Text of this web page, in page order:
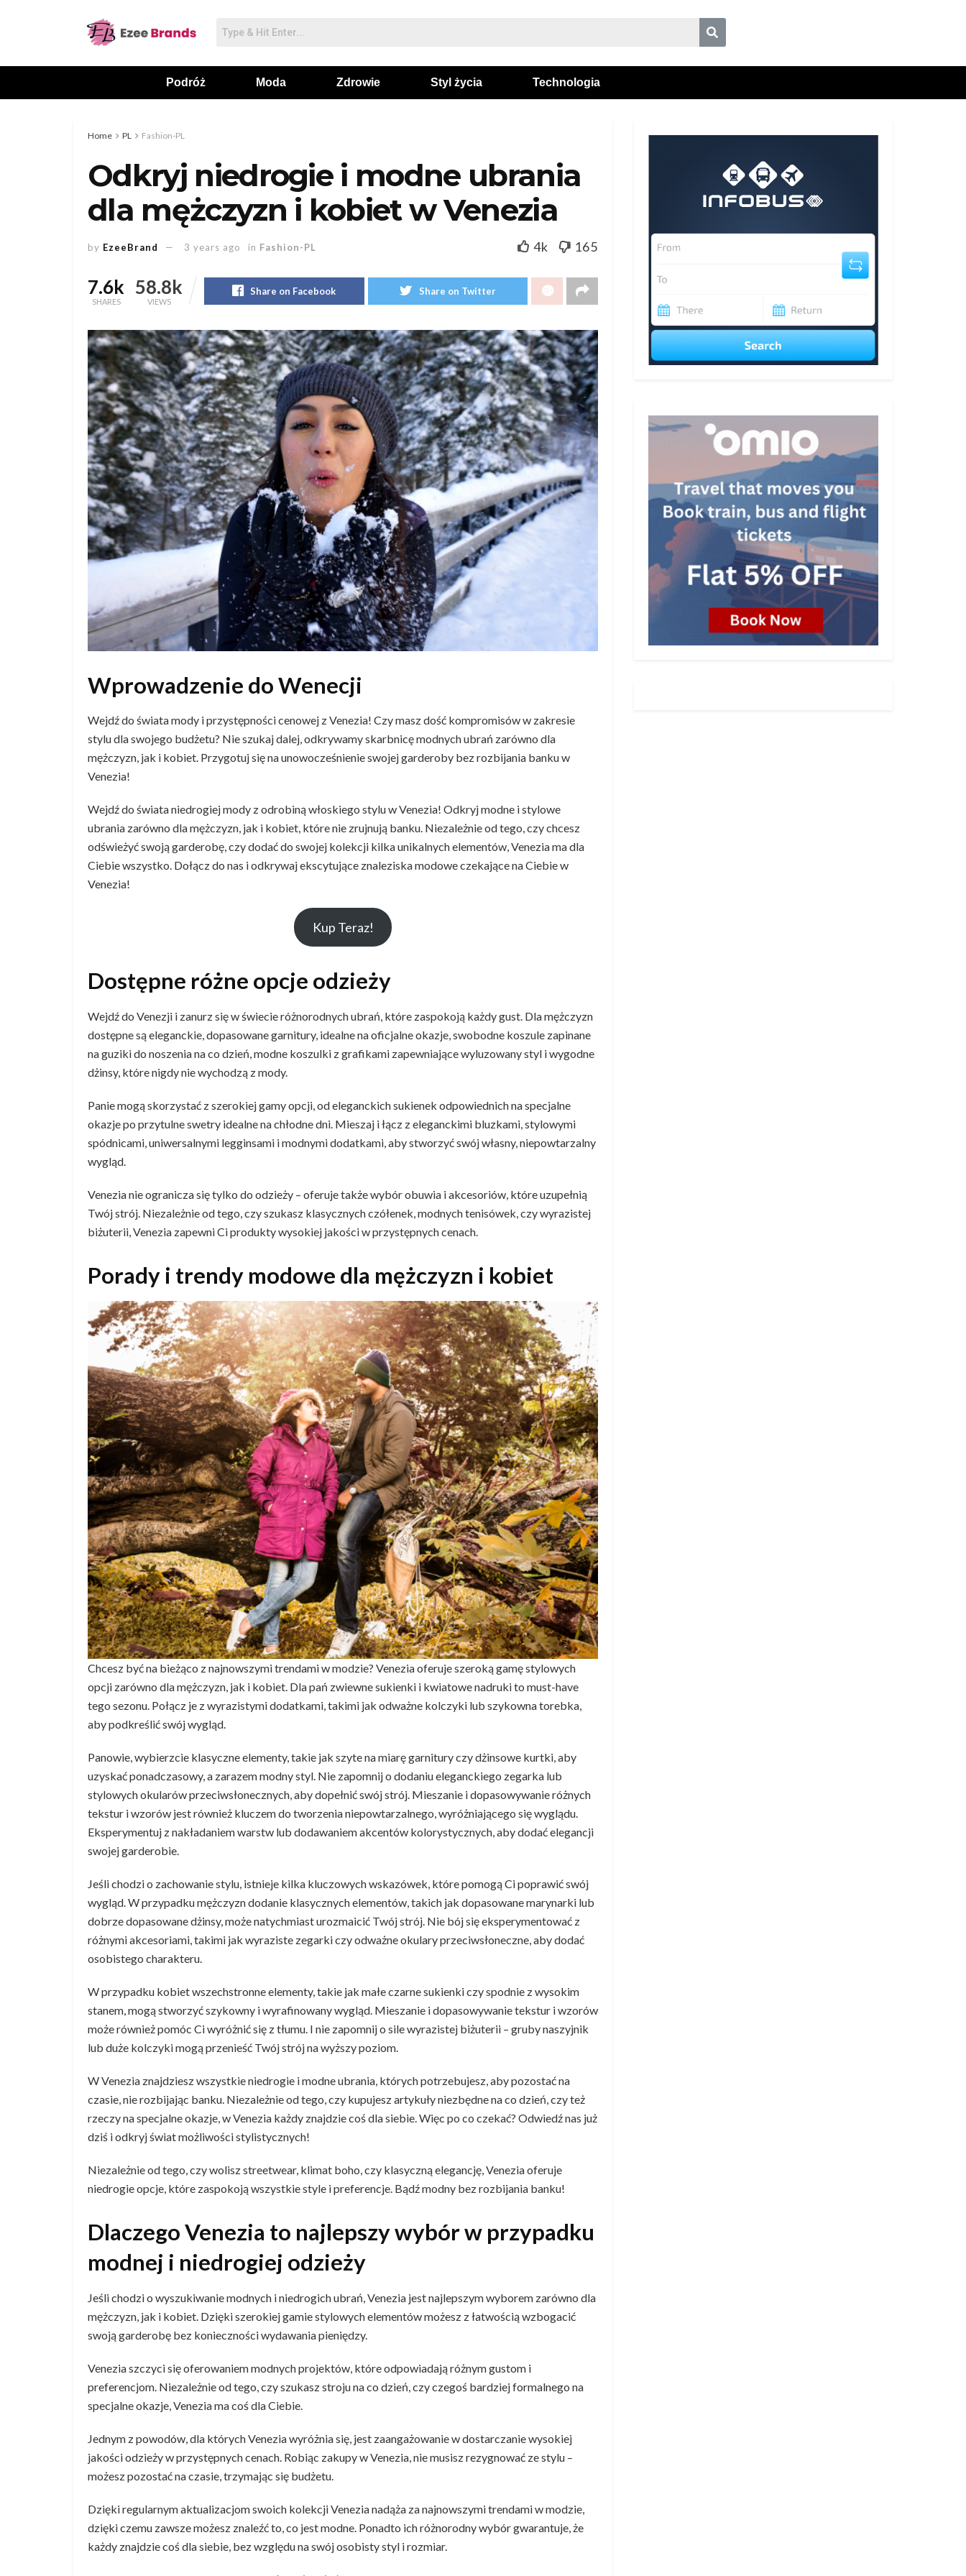
Podróż Moda Zdrowie Styl życia Technologia
Home PL Fashion-PL
Odkryj niedrogie i modne ubrania
dla mężczyzn i kobiet w Venezia
by EzeeBrand 3 years ago in Fashion-PL 4k 165
7.6k
SHARES
58.8k
VIEWS
Share on Facebook Share on Twitter
Wprowadzenie do Wenecji
Wejdź do świata mody i przystępności cenowej z Venezia! Czy masz dość kompromisów w zakresie
stylu dla swojego budżetu? Nie szukaj dalej, odkrywamy skarbnicę modnych ubrań zarówno dla
mężczyzn, jak i kobiet. Przygotuj się na unowocześnienie swojej garderoby bez rozbijania banku w
Venezia!
Wejdź do świata niedrogiej mody z odrobiną włoskiego stylu w Venezia! Odkryj modne i stylowe
ubrania zarówno dla mężczyzn, jak i kobiet, które nie zrujnują banku. Niezależnie od tego, czy chcesz
odświeżyć swoją garderobę, czy dodać do swojej kolekcji kilka unikalnych elementów, Venezia ma dla
Ciebie wszystko. Dołącz do nas i odkrywaj ekscytujące znaleziska modowe czekające na Ciebie w
Venezia!
Kup Teraz!
Dostępne różne opcje odzieży
Wejdź do Venezji i zanurz się w świecie różnorodnych ubrań, które zaspokoją każdy gust. Dla mężczyzn
dostępne są eleganckie, dopasowane garnitury, idealne na oficjalne okazje, swobodne koszule zapinane
na guziki do noszenia na co dzień, modne koszulki z grafikami zapewniające wyluzowany styl i wygodne
dżinsy, które nigdy nie wychodzą z mody.
Panie mogą skorzystać z szerokiej gamy opcji, od eleganckich sukienek odpowiednich na specjalne
okazje po przytulne swetry idealne na chłodne dni. Mieszaj i łącz z eleganckimi bluzkami, stylowymi
spódnicami, uniwersalnymi legginsami i modnymi dodatkami, aby stworzyć swój własny, niepowtarzalny
wygląd.
Venezia nie ogranicza się tylko do odzieży – oferuje także wybór obuwia i akcesoriów, które uzupełnią
Twój strój. Niezależnie od tego, czy szukasz klasycznych czółenek, modnych tenisówek, czy wyrazistej
biżuterii, Venezia zapewni Ci produkty wysokiej jakości w przystępnych cenach.
Porady i trendy modowe dla mężczyzn i kobiet
Chcesz być na bieżąco z najnowszymi trendami w modzie? Venezia oferuje szeroką gamę stylowych
opcji zarówno dla mężczyzn, jak i kobiet. Dla pań zwiewne sukienki i kwiatowe nadruki to must-have
tego sezonu. Połącz je z wyrazistymi dodatkami, takimi jak odważne kolczyki lub szykowna torebka,
aby podkreślić swój wygląd.
Panowie, wybierzcie klasyczne elementy, takie jak szyte na miarę garnitury czy dżinsowe kurtki, aby
uzyskać ponadczasowy, a zarazem modny styl. Nie zapomnij o dodaniu eleganckiego zegarka lub
stylowych okularów przeciwsłonecznych, aby dopełnić swój strój. Mieszanie i dopasowywanie różnych
tekstur i wzorów jest również kluczem do tworzenia niepowtarzalnego, wyróżniającego się wyglądu.
Eksperymentuj z nakładaniem warstw lub dodawaniem akcentów kolorystycznych, aby dodać elegancji
swojej garderobie.
Jeśli chodzi o zachowanie stylu, istnieje kilka kluczowych wskazówek, które pomogą Ci poprawić swój
wygląd. W przypadku mężczyzn dodanie klasycznych elementów, takich jak dopasowane marynarki lub
dobrze dopasowane dżinsy, może natychmiast urozmaicić Twój strój. Nie bój się eksperymentować z
różnymi akcesoriami, takimi jak wyraziste zegarki czy odważne okulary przeciwsłoneczne, aby dodać
osobistego charakteru.
W przypadku kobiet wszechstronne elementy, takie jak małe czarne sukienki czy spodnie z wysokim
stanem, mogą stworzyć szykowny i wyrafinowany wygląd. Mieszanie i dopasowywanie tekstur i wzorów
może również pomóc Ci wyróżnić się z tłumu. I nie zapomnij o sile wyrazistej biżuterii – gruby naszyjnik
lub duże kolczyki mogą przenieść Twój strój na wyższy poziom.
W Venezia znajdziesz wszystkie niedrogie i modne ubrania, których potrzebujesz, aby pozostać na
czasie, nie rozbijając banku. Niezależnie od tego, czy kupujesz artykuły niezbędne na co dzień, czy też
rzeczy na specjalne okazje, w Venezia każdy znajdzie coś dla siebie. Więc po co czekać? Odwiedź nas już
dziś i odkryj świat możliwości stylistycznych!
Niezależnie od tego, czy wolisz streetwear, klimat boho, czy klasyczną elegancję, Venezia oferuje
niedrogie opcje, które zaspokoją wszystkie style i preferencje. Bądź modny bez rozbijania banku!
Dlaczego Venezia to najlepszy wybór w przypadku
modnej i niedrogiej odzieży
Jeśli chodzi o wyszukiwanie modnych i niedrogich ubrań, Venezia jest najlepszym wyborem zarówno dla
mężczyzn, jak i kobiet. Dzięki szerokiej gamie stylowych elementów możesz z łatwością wzbogacić
swoją garderobę bez konieczności wydawania pieniędzy.
Venezia szczyci się oferowaniem modnych projektów, które odpowiadają różnym gustom i
preferencjom. Niezależnie od tego, czy szukasz stroju na co dzień, czy czegoś bardziej formalnego na
specjalne okazje, Venezia ma coś dla Ciebie.
Jednym z powodów, dla których Venezia wyróżnia się, jest zaangażowanie w dostarczanie wysokiej
jakości odzieży w przystępnych cenach. Robiąc zakupy w Venezia, nie musisz rezygnować ze stylu –
możesz pozostać na czasie, trzymając się budżetu.
Dzięki regularnym aktualizacjom swoich kolekcji Venezia nadąża za najnowszymi trendami w modzie,
dzięki czemu zawsze możesz znaleźć to, co jest modne. Ponadto ich różnorodny wybór gwarantuje, że
każdy znajdzie coś dla siebie, bez względu na swój osobisty styl i rozmiar.